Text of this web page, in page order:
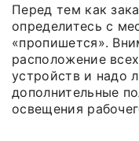
Перед тем как
определитесь с
«пропишется».
расположение
устройств и надо
дополнительные
освещения